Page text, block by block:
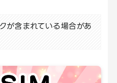
が含まれている場合があ